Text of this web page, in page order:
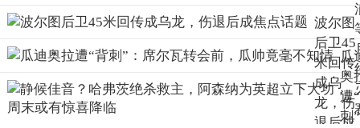
波尔图
后卫45
米回传
成乌
龙，伤
退后成
瓜
奥
遭
刺